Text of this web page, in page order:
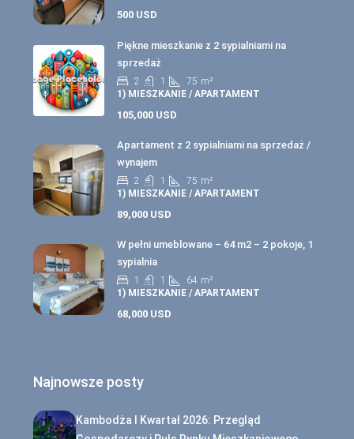
500 USD
Piękne mieszkanie z 2 sypialniami na
sprzedaż
2 1 75 m²
1) MIESZKANIE / APARTAMENT
105,000 USD
Apartament z 2 sypialniami na sprzedaż /
wynajem
2 1 75 m²
1) MIESZKANIE / APARTAMENT
89,000 USD
W pełni umeblowane – 64 m2 – 2 pokoje, 1
sypialnia
1 1 64 m²
1) MIESZKANIE / APARTAMENT
68,000 USD
Najnowsze posty
Kambodża I Kwartał 2026: Przegląd